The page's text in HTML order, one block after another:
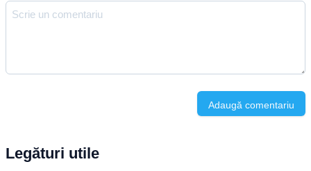
Adaugă comentariu
Legături utile